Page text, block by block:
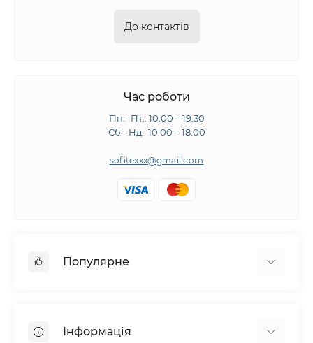
До контактів
Час роботи
Пн.- Пт.: 10.00 – 19.30
Сб.- Нд.: 10.00 – 18.00
sofitexxx@gmail.com
Популярне
Розкрійне обладнання
Інформація